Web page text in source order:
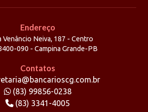
Endereço
Venâncio Neiva, 187 - Centro
090 - Campina Grande-PB
Contatos
(83) 99856-0238
(83) 3341-4005